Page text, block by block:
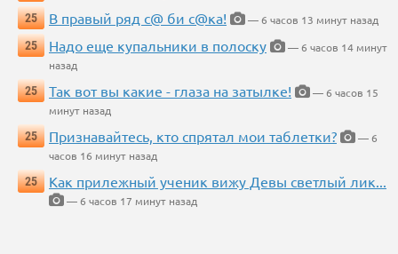
25
В правый ряд с@ би с@ка!
— 6 часов 13 минут назад
25
Надо еще купальники в полоску
— 6 часов 14 минут
назад
25
Так вот вы какие - глаза на затылке!
— 6 часов 15
минут назад
25
Признавайтесь, кто спрятал мои таблетки?
— 6
часов 16 минут назад
25
Как прилежный ученик вижу Девы светлый лик...
— 6 часов 17 минут назад